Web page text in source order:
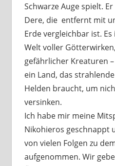
Schwarze Auge spielt.
Dere, die entfernt mit
Erde vergleichbar ist.
Welt voller
gefährlicher Kreaturen
ein Land, das
Helden braucht, um
versinken.
Ich habe mir meine
Nikohieros geschnappt
von vielen Folgen zu
aufgenommen. Wir